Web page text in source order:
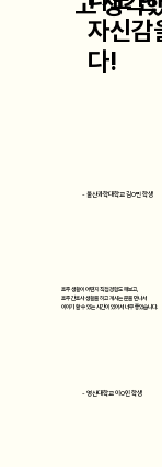
자신감
다!
- 울산과학대학교 김O민 학생
호주 생활이 어떤지 직접 경험도 해보고,
호주 간호사 생활을 하고 계시는 분을 만나서
​이야기 할 수 있는 시간이 있어서 너무 좋았습니다.
- 영산대학교 이O인 학생